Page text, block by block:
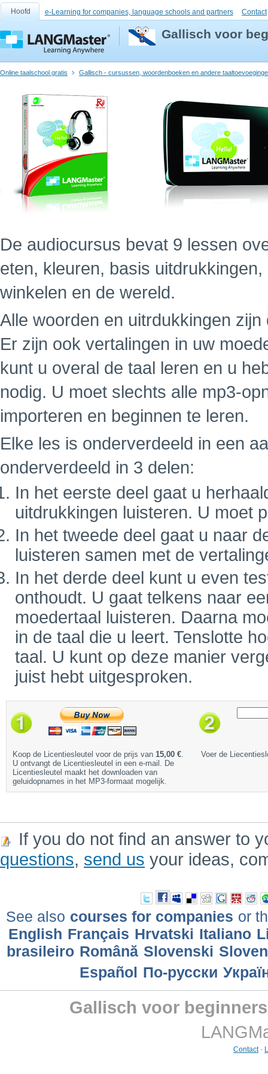
Hoofd e-Learning for companies, language schools and partners Contact
Gallisch voor
Online taalschool gratis Gallisch - cursussen, woordenboeken en andere
De audiocursus bevat 9 lessen
eten, kleuren, basis
winkelen en de wereld.
Alle woorden en uitrdukkingen
Er zijn ook vertalingen in uw
kunt u overal de taal leren en u
nodig. U moet slechts alle mp3-
importeren en beginnen te leren.
Elke les is onderverdeeld in een
onderverdeeld in 3 delen:
In het eerste deel gaat u
uitdrukkingen luisteren. U moet
In het tweede deel gaat u naar
luisteren samen met de
In het derde deel kunt u even
onthoudt. U gaat telkens naar
moedertaal luisteren. Daarna
in de taal die u leert. Tenslotte
taal. U kunt op deze manier
juist hebt uitgesproken.
Koop de Licentiesleutel voor de prijs van 15,00 €.
U ontvangt de Licentiesleutel in een e-mail. De
Licentiesleutel maakt het downloaden van
geluidopnames in het MP3-formaat mogelijk.
Voer de
If you do not find an answer to
questions, send us your ideas,
See also courses for companies or
English Français Hrvatski Italiano
brasileiro Română Slovenski
Еspañol По-русски
Gallisch voor
Contact-